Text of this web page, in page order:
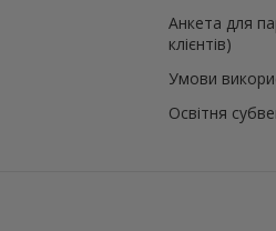
Анкета для
клієнтів)
Умови
Освітня